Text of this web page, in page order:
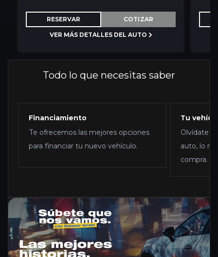
RESERVAR COTIZAR
VER MÁS DETALLES DEL AUTO
Todo lo que necesitas saber
Financiamiento
Te ofrecemos las mejores opciones
para financiar tu nuevo vehículo.
Tu
Olvídate
auto, lo
compra.